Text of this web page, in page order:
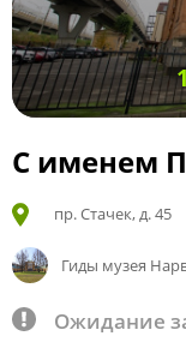
С именем
пр. Стачек, д. 45
Гиды музея
Ожидание